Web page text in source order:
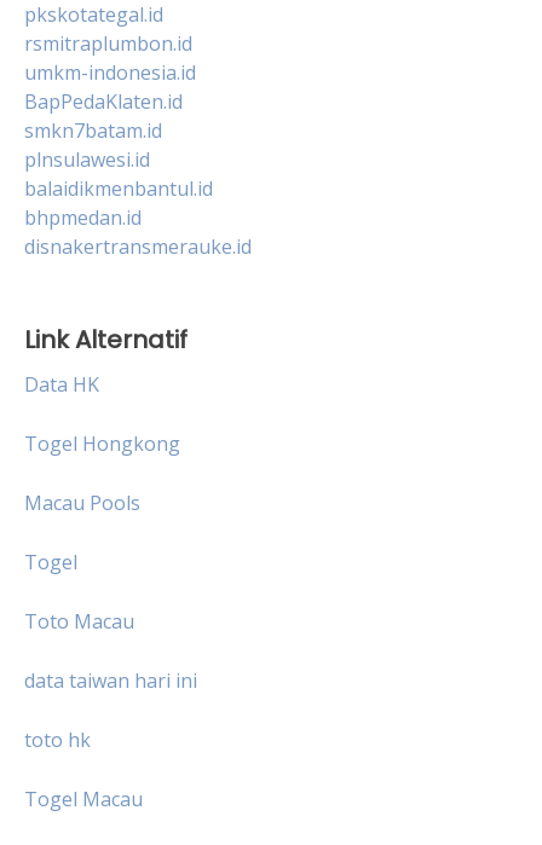
pkskotategal.id
rsmitraplumbon.id
umkm-indonesia.id
BapPedaKlaten.id
smkn7batam.id
plnsulawesi.id
balaidikmenbantul.id
bhpmedan.id
disnakertransmerauke.id
Link Alternatif
Data HK
Togel Hongkong
Macau Pools
Togel
Toto Macau
data taiwan hari ini
toto hk
Togel Macau